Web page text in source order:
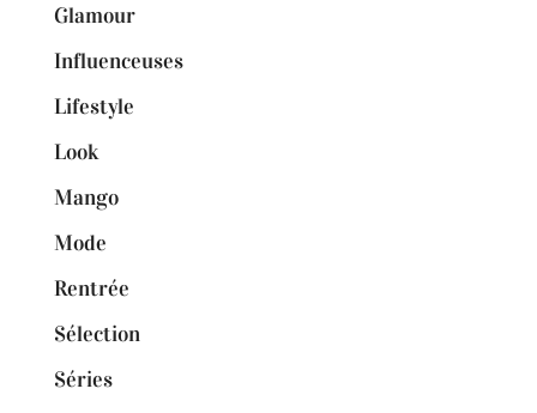
Glamour
Influenceuses
Lifestyle
Look
Mango
Mode
Rentrée
Sélection
Séries